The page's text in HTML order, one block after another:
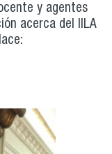
y agentes
acerca del IILA